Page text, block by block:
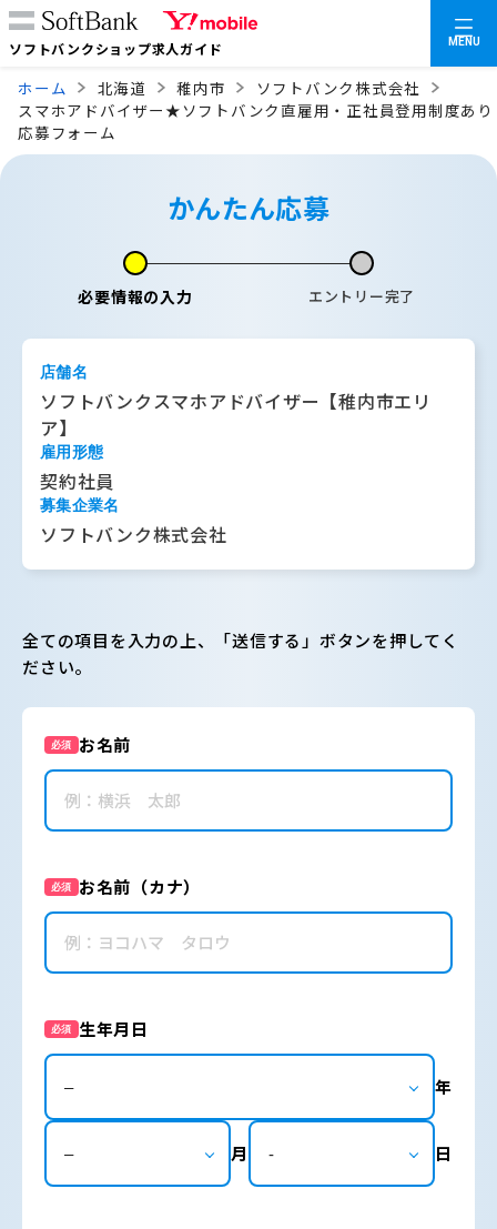
ソフトバンクショップ求人ガイド MENU
ホーム 北海道 稚内市
ソフトバンク株式会社
スマホアドバイザー★ソフトバンク直雇用・正社員登用制度あり
応募フォーム
かんたん応募
必要情報の入力 エントリー完了
店舗名
ソフトバンクスマホアドバイザー【稚内市エリ
ア】
雇用形態
契約社員
募集企業名
ソフトバンク株式会社
全ての項目を入力の上、「送信する」ボタンを押してく
ださい。
必須 お名前
必須 お名前（カナ）
必須 生年月日
年
月 日